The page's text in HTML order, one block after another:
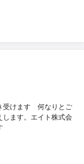
受けます 何なりとご
ます。エイト株式会